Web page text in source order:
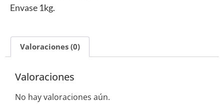
Envase 1kg.
Valoraciones (0)
Valoraciones
No hay valoraciones aún.